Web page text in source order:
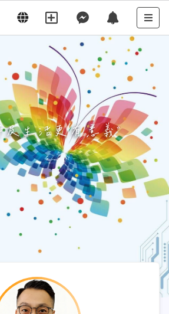
及生活更有意義”